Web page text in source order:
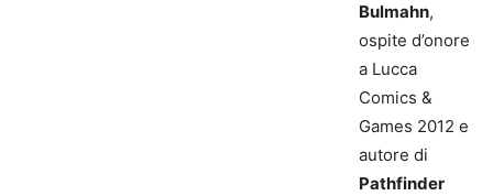
Bulmahn,
ospite d’onore
a Lucca
Comics &
Games 2012 e
autore di
Pathfinder